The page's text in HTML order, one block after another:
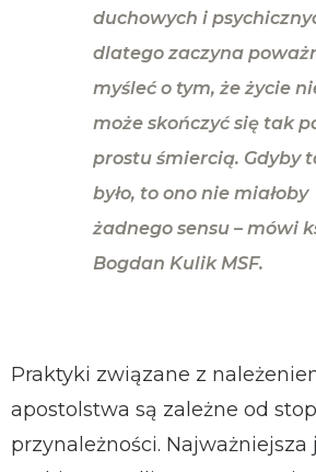
duchowych i
dlatego zaczyna
myśleć o tym, że życie
może skończyć się tak
prostu śmiercią. Gdyby
było, to ono nie miałoby
żadnego sensu – mówi
Bogdan Kulik MSF.
Praktyki związane z
apostolstwa są zależne od
przynależności.